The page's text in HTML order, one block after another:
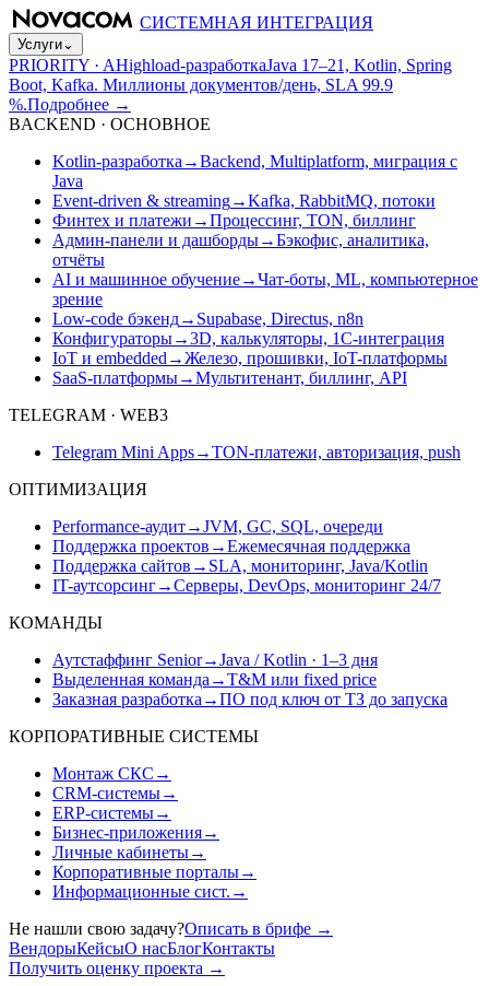
СИСТЕМНАЯ ИНТЕГРАЦИЯ
Услуги⌄
PRIORITY · AHighload-разработкаJava 17–21, Kotlin, Spring
Boot, Kafka. Миллионы документов/день, SLA 99.9
%.Подробнее →
BACKEND · ОСНОВНОЕ
Kotlin-разработка →Backend, Multiplatform, миграция с
Java
Event-driven & streaming→Kafka, RabbitMQ, потоки
Финтех и платежи →Процессинг, TON, биллинг
Админ-панели и дашборды→Бэкофис, аналитика,
отчёты
AI и машинное обучение→Чат-боты, ML, компьютерное
зрение
Low-code бэкенд→ Supabase, Directus, n8n
Конфигураторы→3D, калькуляторы, 1С-интеграция
IoT и embedded →Железо, прошивки, IoT-платформы
SaaS-платформы→Мультитенант, биллинг, API
TELEGRAM · WEB3
Telegram Mini Apps→TON-платежи, авторизация, push
ОПТИМИЗАЦИЯ
Performance-аудит→JVM, GC, SQL, очереди
Поддержка проектов →Ежемесячная поддержка
Поддержка сайтов → SLA, мониторинг, Java/Kotlin
IT-аутсорсинг→Серверы, DevOps, мониторинг 24/7
КОМАНДЫ
Аутстаффинг Senior→Java / Kotlin · 1–3 дня
Выделенная команда →T&M или fixed price
Заказная разработка →ПО под ключ от ТЗ до запуска
КОРПОРАТИВНЫЕ СИСТЕМЫ
Монтаж СКС →
CRM-системы→
ERP-системы→
Бизнес-приложения→
Личные кабинеты→
Корпоративные порталы→
Информационные сист. →
Не нашли свою задачу?Описать в брифе →
ВендорыКейсыО насБлогКонтакты
Получить оценку проекта →